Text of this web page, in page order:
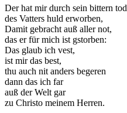
Der hat mir durch sein bittern tod
des Vatters huld erworben,
Damit gebracht auß aller not,
das er für mich ist gstorben:
Das glaub ich vest,
ist mir das best,
thu auch nit anders begeren
dann das ich far
auß der Welt gar
zu Christo meinem Herren.
ablehnen,
verschwinden
einige
Funktionen
von der
Website.
Marketing
Indem Sie uns Ihre